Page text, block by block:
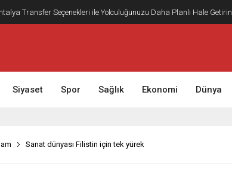
Transfer Seçenekleri ile Yolculuğunuzu Daha Planlı Hale Getirin
Siyaset Spor Sağlık Ekonomi Dünya
Sanat dünyası Filistin için tek yürek